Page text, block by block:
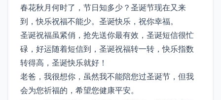
春花秋月何时了，节日知多少？圣诞节现在又来
到，快乐祝福不能少。圣诞快乐，祝你幸福。
圣诞祝福虽紧俏，抢先送你最有效，圣诞短信很忙
碌，好运随着短信到，圣诞祝福转一转，快乐指数
转得高，圣诞快乐就好！
老爸，我很想你，虽然我不能陪您过圣诞节，但我
会为您祈福的，希望您健康平安。